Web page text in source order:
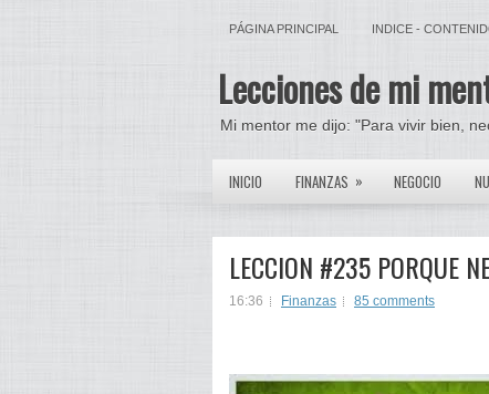
PÁGINA PRINCIPAL INDICE -
Lecciones de mi
Mi mentor me dijo: "Para vivir bien,
INICIO FINANZAS » NEGOCIO
LECCION #235 PORQUE
16:36 Finanzas 85 comments